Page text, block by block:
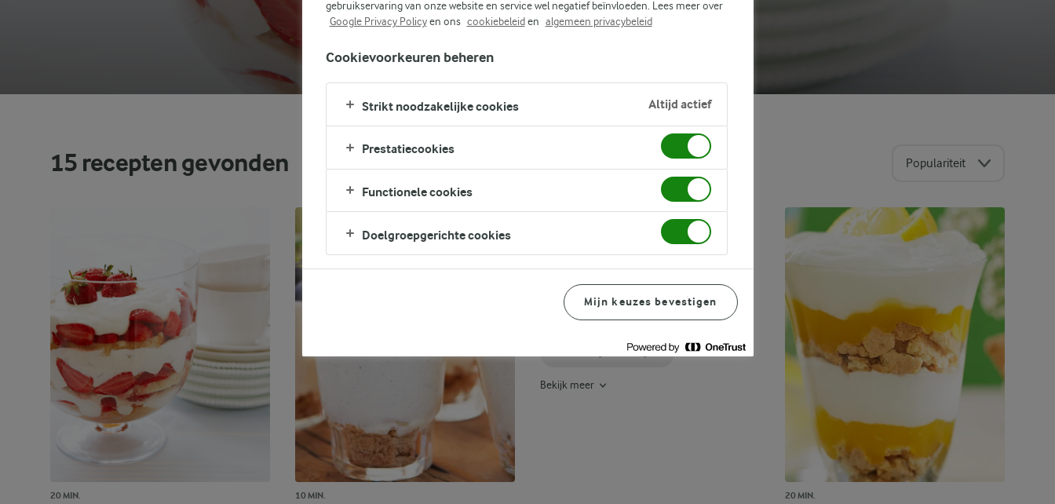
Zoek zoektermen in te voeren
FILTER
15 recepten gevonden Populariteit
20 MIN. 10 MIN.
GERELATEERDE CATEGORIEËN
LICHTE SOEP ALS VOORGERECHT
GEZONDE TOETJES
MAKKELIJKE TOETJES
LACTOSEVRIJ
TOETJES
TOETJES
SOEP
RECEPTEN
TOETJES
TOETJES
Bekijk meer
20 MIN.
gebruikservaring van onze website en service wel negatief beïnvloeden. Lees meer over
Google Privacy Policyen ons cookiebeleiden algemeen privacybeleid
Cookievoorkeuren beheren
Strikt noodzakelijke cookies Altijd actief
Prestatiecookies
Functionele cookies
Doelgroepgerichte cookies
Mijn keuzes bevestigen